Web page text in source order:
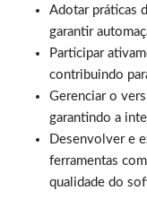
Adotar práticas
garantir
Participar
contribuindo
Gerenciar o
garantindo a
Desenvolver e
ferramentas
qualidade do